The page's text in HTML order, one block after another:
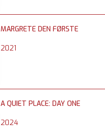
MARGRETE DEN FØRSTE
2021
A QUIET PLACE: DAY ONE
2024